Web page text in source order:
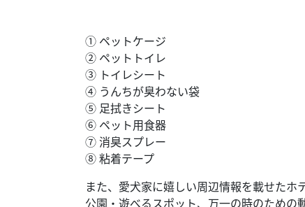
① ペットケージ
② ペットトイレ
③ トイレシート
④ うんちが臭わない袋
⑤ 足拭きシート
⑥ ペット用食器
⑦ 消臭スプレー
⑧ 粘着テープ
また、愛犬家に嬉しい周辺情報を載せた
公園・遊べるスポット、万一の時のための